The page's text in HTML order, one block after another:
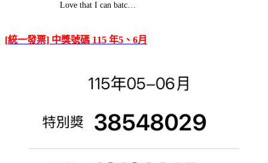
Love that I can batc…
[統一發票] 中獎號碼 115 年5、6月